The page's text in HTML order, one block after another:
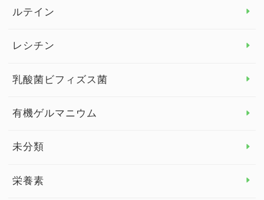
より健康のために トップ
眼の健康
睡眠
ルテイン
レシチン
乳酸菌ビフィズス菌
有機ゲルマニウム
未分類
栄養素